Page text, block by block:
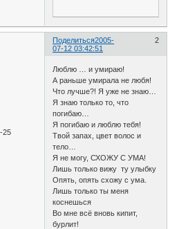
Поделиться 2
2005-
07-12 03:42:51
25
Люблю … и умираю!
А раньше умирала не любя!
Что лучше?! Я уже не знаю…
Я знаю только то, что
погибаю…
Я погибаю и люблю тебя!
Твой запах, цвет волос и
тело…
Я не могу, СХОЖУ С УМА!
Лишь только вижу ту улыбку
Опять, опять схожу с ума.
Лишь только ты меня
коснешься
Во мне всё вновь кипит,
бурлит!